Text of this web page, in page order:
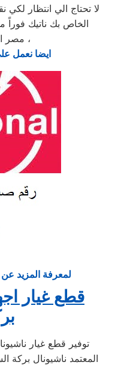
لا تحتاج الي انتظار لكي
الخاص بك ناتيك
مصر العربية صيانه فورية ،
ايضا نعمل
لمعرفة المزيد عن
قطع غيار
توفير قطع غيار
المعتمد ناشيونال